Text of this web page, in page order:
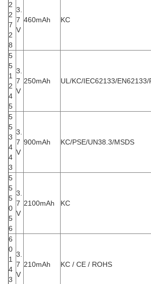
2
2
7
2
8
3.
7
V
460mAh KC
5
5
1
2
4
5
3.
7
V
250mAh UL/KC/IEC62133/
5
5
3
4
4
3
3.
7
V
900mAh KC/PSE/UN38.3/MSDS
5
5
5
0
5
6
3.
7
V
2100mAh KC
6
0
1
4
3
3.
7
V
210mAh KC / CE / ROHS